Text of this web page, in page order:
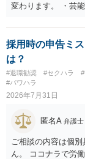
変わります。 ・芸
務上よくあるから
害との対応関係や
に有効になるわけ
基法16条で無効と
損害と比べて過大な
交渉は一般的です。
費・未回収費用の
前に契約書の内容
す。 争点は、契約
るか、解除事由が
採用時の申告ミ
は？
#退職勧奨 #セクハラ
#パワハラ
2026年7月31日
匿名A 弁護士
ご相談の内容は個
ん。 ココナラで労